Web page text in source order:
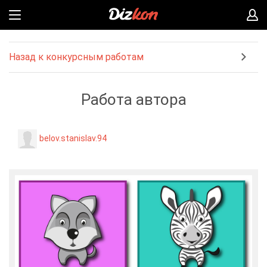
Назад к конкурсным работам
Работа автора
belov.stanislav.94